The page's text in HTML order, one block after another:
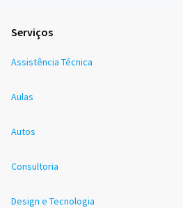
Serviços
Assistência Técnica
Aulas
Autos
Consultoria
Design e Tecnologia